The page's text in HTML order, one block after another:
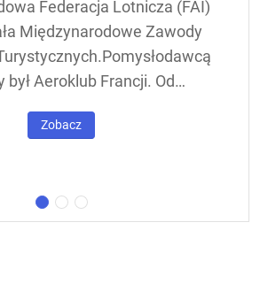
Federacja Lotnicza (FAI)
Międzynarodowe Zawody
był Aeroklub Francji. Od
– zawody nazywane były w
się m.in. Warszawa.
Zobacz